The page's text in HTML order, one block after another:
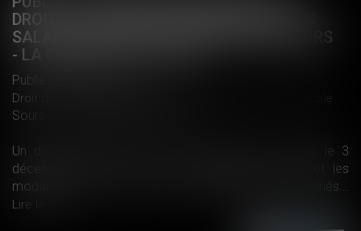
DROIT À LA RETRAITE PROGRESSIVE DES
SALARIÉS AYANT PLUSIEURS EMPLOYEURS
- LA GAZETTE DU PALAIS
Publié le :
Droit du travail - Employeurs
Source :
Un décret publié au JO du jour, entrant en vigueur le 3
décembre 2017, précise les conditions d'accès et les
modalités de calcul de la retraite progressive des salariés...
Lire la suite